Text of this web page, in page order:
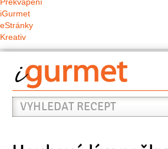
iGurmet
eStránky
Kreativ
Vyhledat
recept